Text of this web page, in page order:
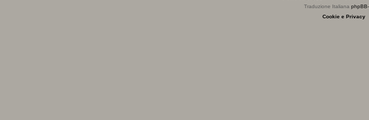
Traduzione Italiana
Cookie e Privacy